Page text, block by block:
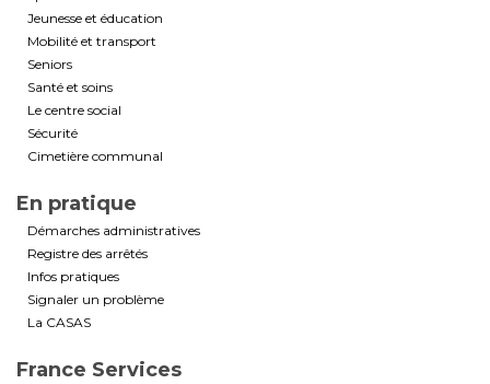
Jeunesse et éducation
Mobilité et transport
Seniors
Santé et soins
Le centre social
Sécurité
Cimetière communal
En pratique
Démarches administratives
Registre des arrêtés
Infos pratiques
Signaler un problème
La CASAS
France Services